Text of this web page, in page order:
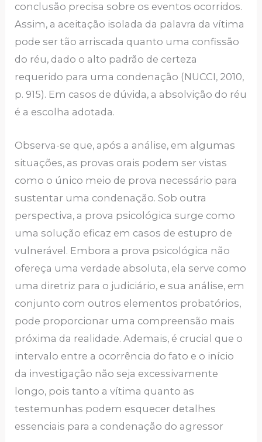
conclusão precisa sobre os eventos ocorridos.
Assim, a aceitação isolada da palavra da vítima
pode ser tão arriscada quanto uma confissão
do réu, dado o alto padrão de certeza
requerido para uma condenação (NUCCI, 2010,
p. 915). Em casos de dúvida, a absolvição do réu
é a escolha adotada.
Observa-se que, após a análise, em algumas
situações, as provas orais podem ser vistas
como o único meio de prova necessário para
sustentar uma condenação. Sob outra
perspectiva, a prova psicológica surge como
uma solução eficaz em casos de estupro de
vulnerável. Embora a prova psicológica não
ofereça uma verdade absoluta, ela serve como
uma diretriz para o judiciário, e sua análise, em
conjunto com outros elementos probatórios,
pode proporcionar uma compreensão mais
próxima da realidade. Ademais, é crucial que o
intervalo entre a ocorrência do fato e o início
da investigação não seja excessivamente
longo, pois tanto a vítima quanto as
testemunhas podem esquecer detalhes
essenciais para a condenação do agressor